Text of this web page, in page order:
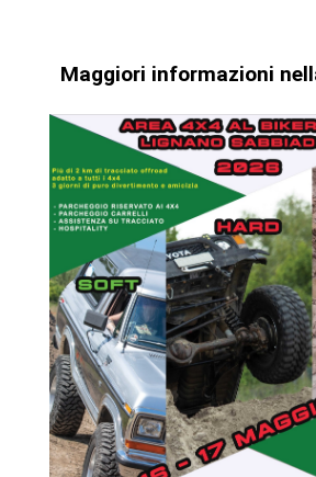
Maggiori informazioni